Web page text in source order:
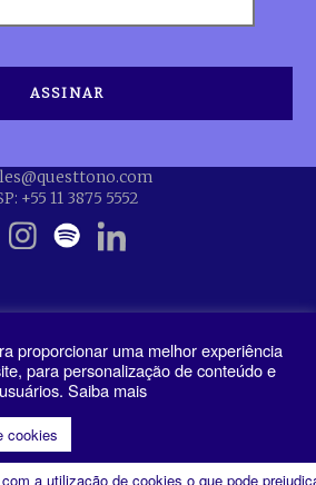
+55 11 3875 5552
de Privacidade
proporcionar uma melhor experiência
para personalização de conteúdo e
Saiba mais
cookies
a utilização de cookies o que pode